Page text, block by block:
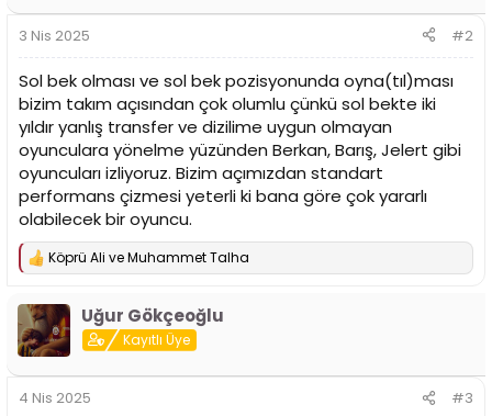
3 Nis 2025 #2
Sol bek olması ve sol bek pozisyonunda oyna(tıl)ması
bizim takım açısından çok olumlu çünkü sol bekte iki
yıldır yanlış transfer ve dizilime uygun olmayan
oyunculara yönelme yüzünden Berkan, Barış, Jelert gibi
oyuncuları izliyoruz. Bizim açımızdan standart
performans çizmesi yeterli ki bana göre çok yararlı
olabilecek bir oyuncu.
T
k
i
l
:
Köprü Ali veMuhammet Talha
Uğur Gökçeoğlu
Kayıtlı Üye
4 Nis 2025 #3